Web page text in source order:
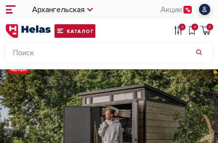
Архангельская Акции
КАТАЛОГ
0 0 0